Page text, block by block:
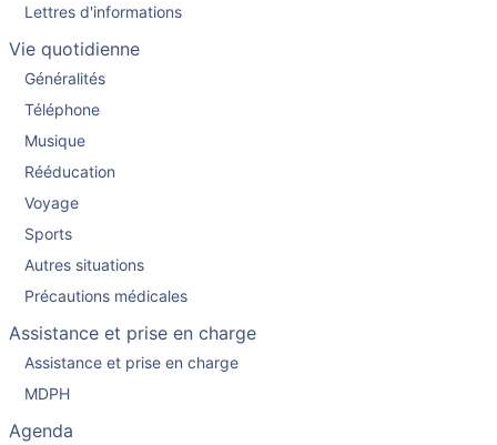
Lettres d'informations
Vie quotidienne
Généralités
Téléphone
Musique
Rééducation
Voyage
Sports
Autres situations
Précautions médicales
Assistance et prise en charge
Assistance et prise en charge
MDPH
Agenda